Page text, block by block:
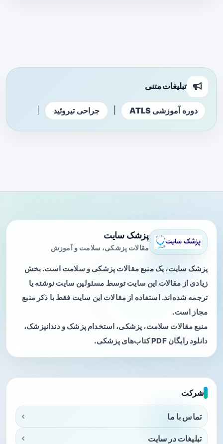
تبلیغات متنی
دوره آموزشی ATLS جراحی تیروئید
پزشک سایت
مقالات پزشکی، سلامت و آموزش
پزشک سایت، یک منبع مقالات پزشکی و سلامت است. بخش
زیادی از مقالات این سایت توسط مسئولین سایت نوشته یا
ترجمه شده‌اند. استفاده از مقالات این سایت فقط با ذکر منبع
مجاز است.
منبع مقالات سلامت، پزشکی، استخدام پزشک و دندانپزشک،
دانلود رایگان PDF کتاب‌های پزشکی.
شرکت
تماس با ما
تبلیغات در سایت